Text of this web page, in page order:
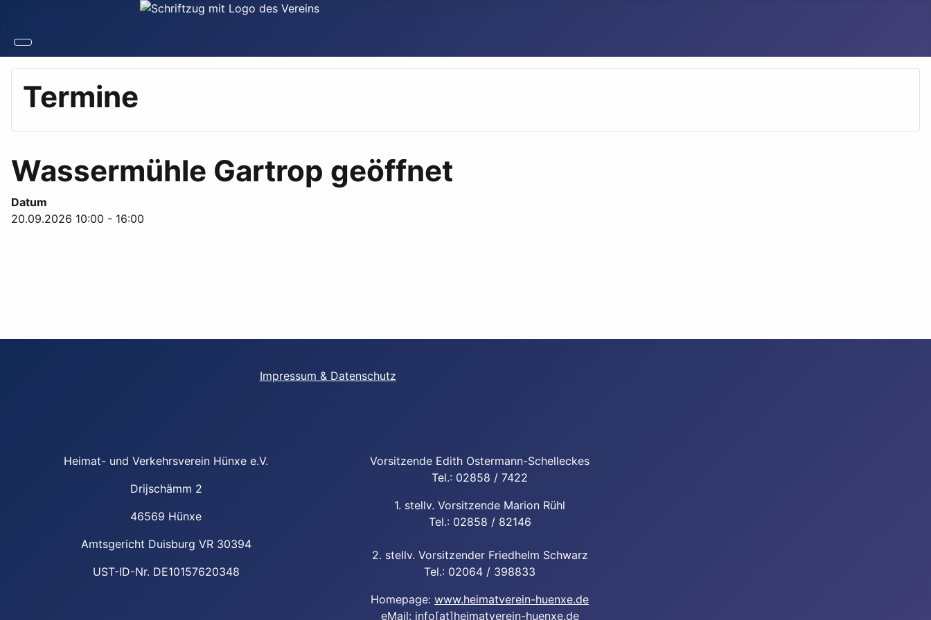
Termine
Wassermühle Gartrop geöffnet
Datum
20.09.2026 10:00 - 16:00
Impressum & Datenschutz
Heimat- und Verkehrsverein Hünxe e.V.
Drijschämm 2
46569 Hünxe
Amtsgericht Duisburg VR 30394
UST-ID-Nr. DE10157620348
Vorsitzende Edith Ostermann-Schelleckes
Tel.: 02858 / 7422
1. stellv. Vorsitzende Marion Rühl
Tel.: 02858 / 82146
2. stellv. Vorsitzender Friedhelm Schwarz
Tel.: 02064 / 398833
Homepage: www.heimatverein-huenxe.de
eMail: info[at]heimatverein-huenxe.de